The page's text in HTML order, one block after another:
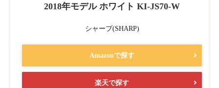
2018年モデル ホワイト KI-JS70-W
シャープ(SHARP)
Amazonで探す
楽天で探す